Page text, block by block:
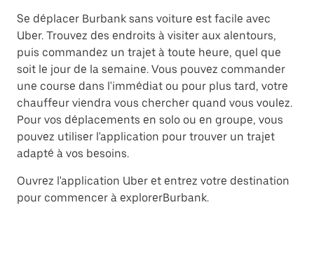
Se déplacer Burbank sans voiture est facile avec
Uber. Trouvez des endroits à visiter aux alentours,
puis commandez un trajet à toute heure, quel que
soit le jour de la semaine. Vous pouvez commander
une course dans l'immédiat ou pour plus tard, votre
chauffeur viendra vous chercher quand vous voulez.
Pour vos déplacements en solo ou en groupe, vous
pouvez utiliser l'application pour trouver un trajet
adapté à vos besoins.
Ouvrez l'application Uber et entrez votre destination
pour commencer à explorerBurbank.